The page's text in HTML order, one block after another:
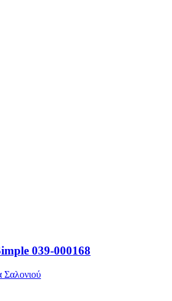
039-000168
Σαλονιού